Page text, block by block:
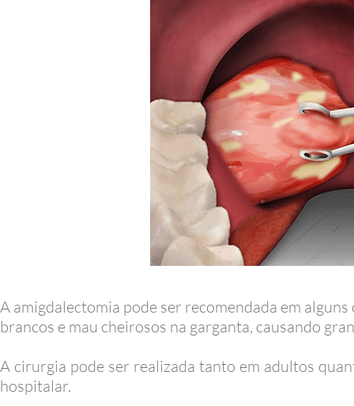
A amigdalectomia pode ser recomendada em
brancos e mau cheirosos na garganta, causando
A cirurgia pode ser realizada tanto em adultos
hospitalar.